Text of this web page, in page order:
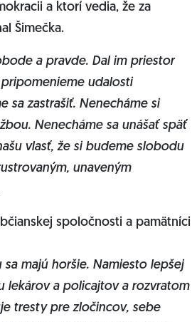
a ktorí vedia, že za
Šimečka.
a pravde. Dal im priestor
udalosti
sa zastrašiť. Nenecháme si
Nenecháme sa unášať späť
vlasť, že si budeme slobodu
unaveným
spoločnosti a pamätníci
majú horšie. Namiesto lepšej
lekárov a policajtov a rozvratom
tresty pre zločincov, sebe